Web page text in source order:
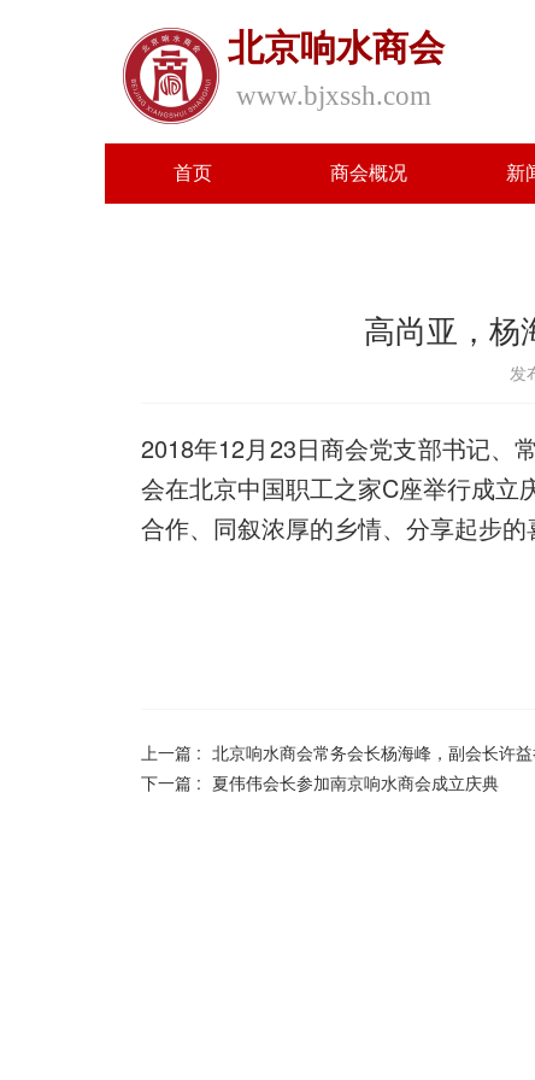
首页 商会概况 新
北京响水商会
www.bjxssh.com
高尚亚，杨
发
2018年12月23日商会党支部书记、
会在北京中国职工之家C座举行成立
合作、同叙浓厚的乡情、分享起步的
上一篇 : 北京响水商会常务会长杨海峰，副会长许
下一篇 : 夏伟伟会长参加南京响水商会成立庆典